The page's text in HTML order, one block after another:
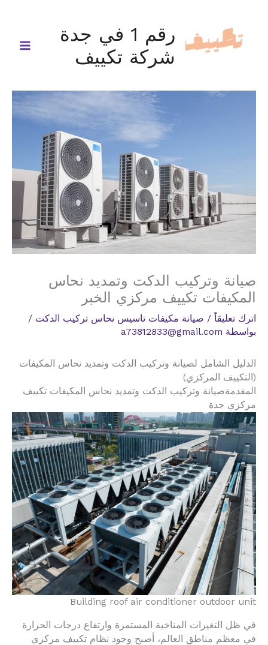
المحتوى
رقم 1 في جدة
شركة تكييف
صيانة وتركيب الدكت وتمديد نحاس
المكيفات تكييف مركزي الخبر
اترك تعليقاً / صيانة مكيفات تاسيس نحاس تركيب الدكت /
بواسطة a73812833@gmail.com
الدليل الشامل لصيانة وتركيب الدكت وتمديد نحاس المكيفات
(التكييف المركزي)
المقدمةصيانة وتركيب الدكت وتمديد نحاس المكيفات تكييف
مركزي جدة
Building roof air conditioner outdoor unit
في ظل التغيرات المناخية المستمرة وارتفاع درجات الحرارة
في معظم مناطق العالم، أصبح وجود نظام تكييف مركزي